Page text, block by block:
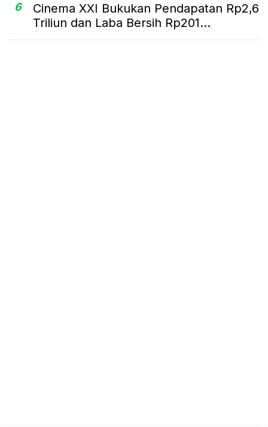
6
Cinema XXI Bukukan Pendapatan Rp2,6
Triliun dan Laba Bersih Rp201...